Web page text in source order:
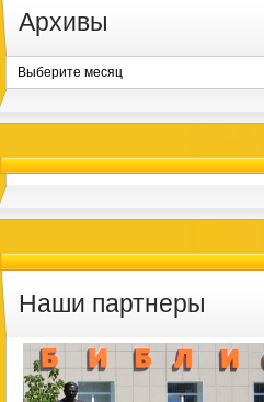
Архивы
Архивы
Наши партнеры